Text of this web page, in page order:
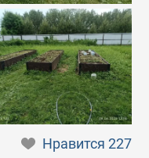
Нравится227